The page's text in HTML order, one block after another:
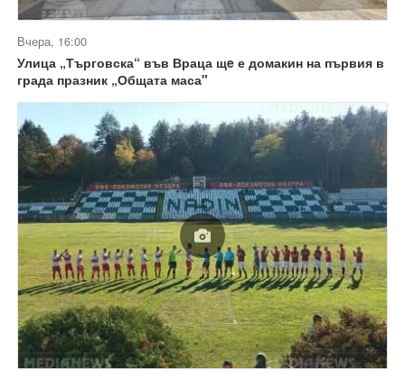
Вчера, 16:00
Улица „Търговска“ във Враца щe е домакин на първия в
града празник „Общата маса"